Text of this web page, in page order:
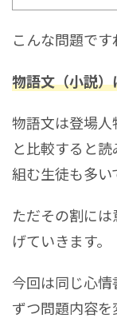
こんな問題です
物語文（小説
物語文は登場
と比較すると
組む生徒も多い
ただその割に
げていきます。
今回は同じ心
ずつ問題内容を